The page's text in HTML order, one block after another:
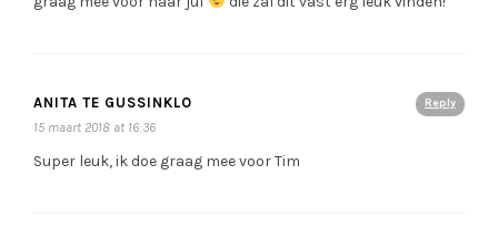
Reply
ANITA TE GUSSINKLO
15 maart 2018 at 16:36
Super leuk, ik doe graag mee voor Tim